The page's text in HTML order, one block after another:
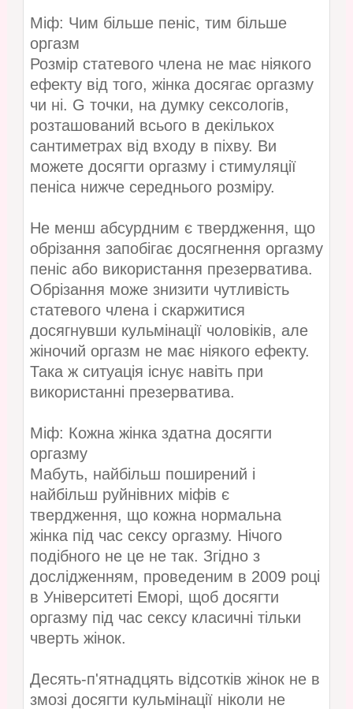
Міф: Чим більше пеніс, тим більше
оргазм
Розмір статевого члена не має ніякого
ефекту від того, жінка досягає оргазму
чи ні. G точки, на думку сексологів,
розташований всього в декількох
сантиметрах від входу в піхву. Ви
можете досягти оргазму і стимуляції
пеніса нижче середнього розміру.
Не менш абсурдним є твердження, що
обрізання запобігає досягнення оргазму
пеніс або використання презерватива.
Обрізання може знизити чутливість
статевого члена і скаржитися
досягнувши кульмінації чоловіків, але
жіночий оргазм не має ніякого ефекту.
Така ж ситуація існує навіть при
використанні презерватива.
Міф: Кожна жінка здатна досягти
оргазму
Мабуть, найбільш поширений і
найбільш руйнівних міфів є
твердження, що кожна нормальна
жінка під час сексу оргазму. Нічого
подібного не це не так. Згідно з
дослідженням, проведеним в 2009 році
в Університеті Еморі, щоб досягти
оргазму під час сексу класичні тільки
чверть жінок.
Десять-п'ятнадцять відсотків жінок не в
змозі досягти кульмінації ніколи не